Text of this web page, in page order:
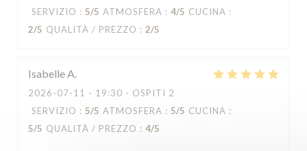
SERVIZIO : 5/5 ATMOSFERA : 4/5 CUCINA :
2/5 QUALITÀ / PREZZO : 2/5
IsabelleA
2026-07-11 - 19:30 - OSPITI 2
SERVIZIO : 5/5 ATMOSFERA : 5/5 CUCINA :
5/5 QUALITÀ / PREZZO : 4/5